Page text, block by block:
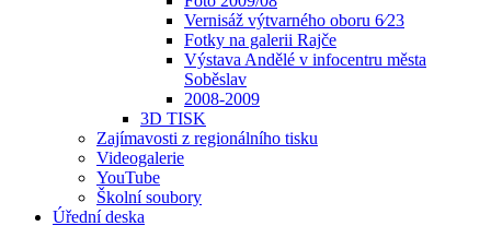
Vernisáž výtvarného oboru 6⁄23
Fotky na galerii Rajče
Výstava Andělé v infocentru města
Soběslav
2008-2009
3D TISK
Zajímavosti z regionálního tisku
Videogalerie
YouTube
Školní soubory
Úřední deska